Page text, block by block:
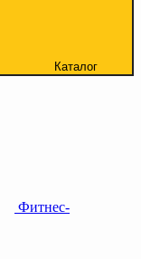
Каталог
Фитнес-